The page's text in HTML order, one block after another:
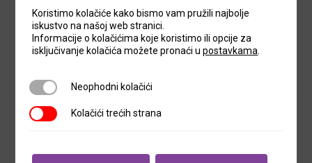
Koristimo kolačiće kako bismo vam pružili najbolje
iskustvo na našoj web stranici.
Informacije o kolačićima koje koristimo ili opcije za
isključivanje kolačića možete pronaći upostavkama
Neophodni kolačići
Neophodni kolačići
Kolačići trećih strana
Kolačići trećih strana